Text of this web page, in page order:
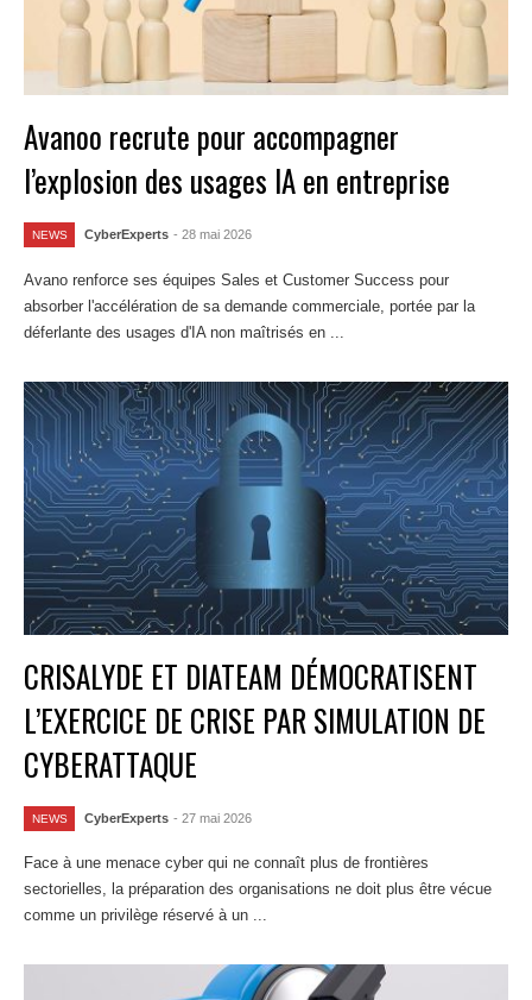
Avanoo recrute pour accompagner
l’explosion des usages IA en entreprise
NEWS CyberExperts - 28 mai 2026
Avano renforce ses équipes Sales et Customer Success pour
absorber l'accélération de sa demande commerciale, portée par la
déferlante des usages d'IA non maîtrisés en ...
CRISALYDE ET DIATEAM DÉMOCRATISENT
L’EXERCICE DE CRISE PAR SIMULATION DE
CYBERATTAQUE
NEWS CyberExperts - 27 mai 2026
Face à une menace cyber qui ne connaît plus de frontières
sectorielles, la préparation des organisations ne doit plus être vécue
comme un privilège réservé à un ...